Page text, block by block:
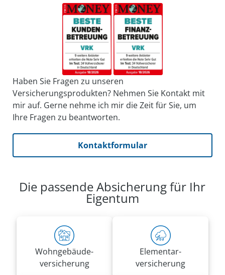
Haben Sie Fragen zu unseren
Versicherungsprodukten? Nehmen Sie Kontakt mit
mir auf. Gerne nehme ich mir die Zeit für Sie, um
Ihre Fragen zu beantworten.
Kontaktformular
Die passende Absicherung für Ihr
Eigentum
Wohn­gebäude­
versicherung
Elementar­
versicherung